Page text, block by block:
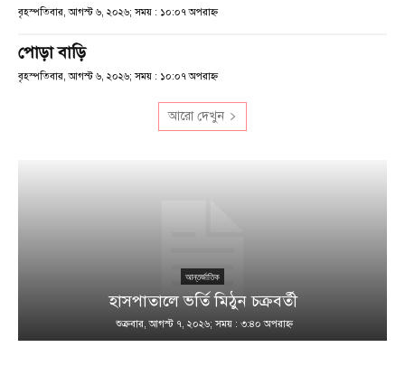
বৃহস্পতিবার, আগস্ট ৬, ২০২৬; সময় : ১০:০৭ অপরাহ্ণ
পোড়া বাড়ি
বৃহস্পতিবার, আগস্ট ৬, ২০২৬; সময় : ১০:০৭ অপরাহ্ণ
আরো দেখুন
আন্তর্জাতিক
হাসপাতালে ভর্তি মিঠুন চক্রবর্তী
শুক্রবার, আগস্ট ৭, ২০২৬; সময় : ৩:৪০ অপরাহ্ণ